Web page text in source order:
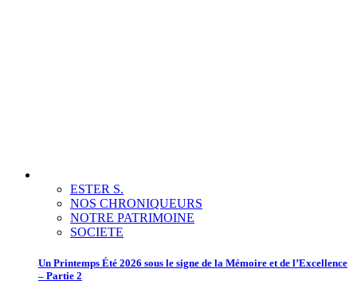
ESTER S.
NOS CHRONIQUEURS
NOTRE PATRIMOINE
SOCIETE
Un Printemps Été 2026 sous le signe de la Mémoire et de l’Excellence
– Partie 2